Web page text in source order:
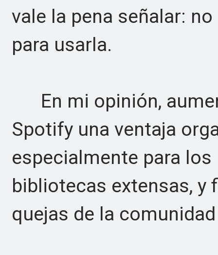
vale la pena señalar:
para usarla.
En mi opinión,
Spotify una ventaja
especialmente para
bibliotecas extensas, y
quejas de la